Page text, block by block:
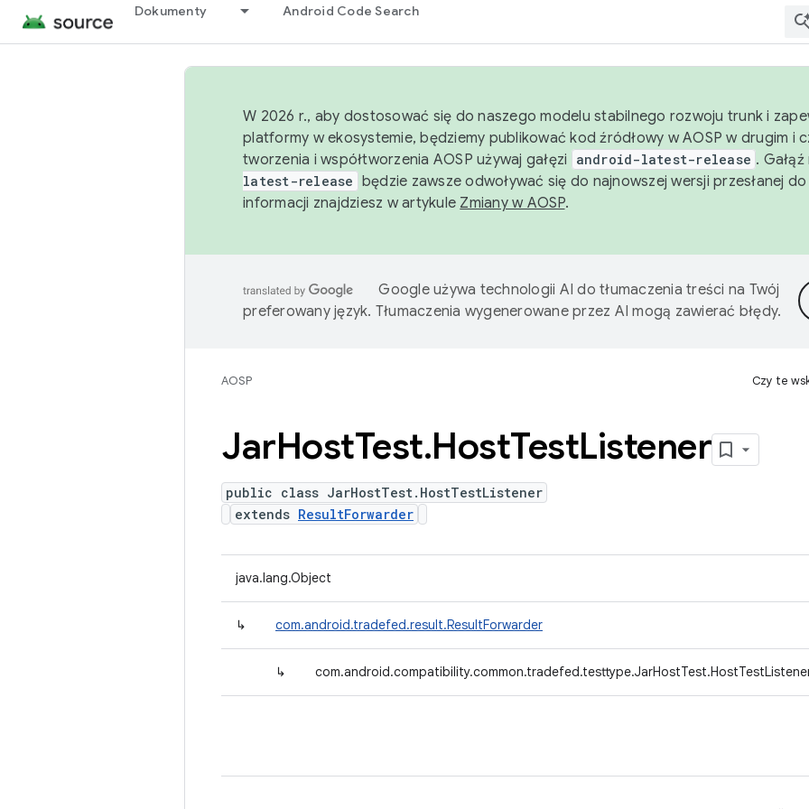
Dokumenty Android Code Search
W 2026 r., aby dostosować się do naszego modelu stabilnego rozwoju trunk i
platformy w ekosystemie, będziemy publikować kod źródłowy w AOSP w drugim i
tworzenia i współtworzenia AOSP używaj gałęzi
android-latest-release .
latest-release będzie zawsze odwoływać się do najnowszej wersji przesłanej do
informacji znajdziesz w artykule Zmiany w AOSP.
Google używa technologii AI do tłumaczenia treści na Twój
preferowany język. Tłumaczenia wygenerowane przez AI mogą zawierać błędy.
AOSP Czy te
JarHostTest.HostTestListener
public class JarHostTest.HostTestListener
extends ResultForwarder
java.lang.Object
↳ com.android.tradefed.result.ResultForwarder
↳